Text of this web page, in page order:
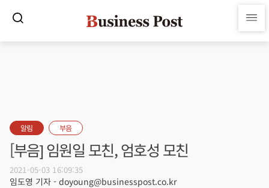
알림 부음
[부음] 임원일 모친, 엄호성 모친
2021-05-03 16:09:35
임도영 기자 - doyoung@businesspost.co.kr